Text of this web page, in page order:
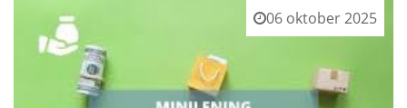
06 oktober 2025